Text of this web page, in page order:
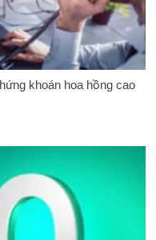
khoán hoa hồng cao